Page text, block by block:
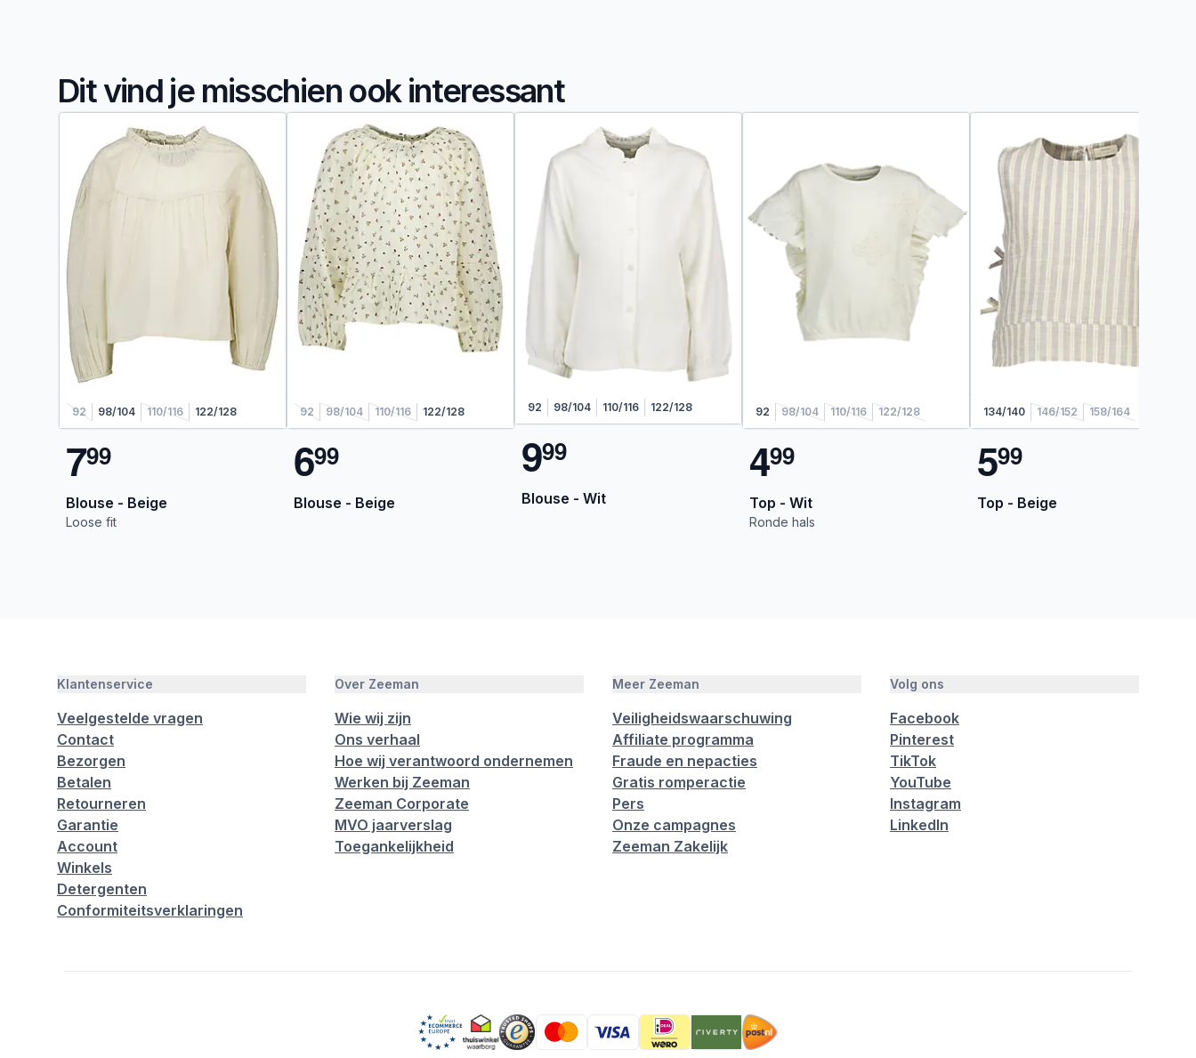
Dit vind je misschien ook interessant
92 98/104 110/116 122/128
799
Blouse - Beige
Loose fit
92 98/104 110/116 122/128
699
Blouse - Beige
92 98/104 110/116 122/128
999
Blouse - Wit
92 98/104 110/116 122/128
499
Top - Wit
Ronde hals
134/140 146/152 158/164
599
Top - Beige
Klantenservice
Veelgestelde vragen
Contact
Bezorgen
Betalen
Retourneren
Garantie
Account
Winkels
Detergenten
Conformiteitsverklaringen
Over Zeeman
Wie wij zijn
Ons verhaal
Hoe wij verantwoord ondernemen
Werken bij Zeeman
Zeeman Corporate
MVO jaarverslag
Toegankelijkheid
Meer Zeeman
Veiligheidswaarschuwing
Affiliate programma
Fraude en nepacties
Gratis romperactie
Pers
Onze campagnes
Zeeman Zakelijk
Volg ons
Facebook
Pinterest
TikTok
YouTube
Instagram
LinkedIn